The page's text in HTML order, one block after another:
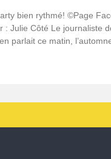
bien rythmé! ©Page
: Julie Côté Le journaliste
parlait ce matin,